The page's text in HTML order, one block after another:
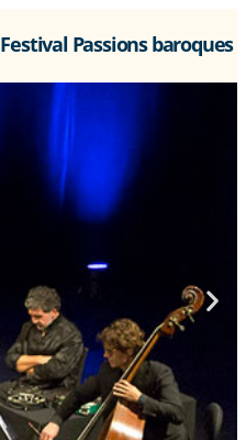
Festival Passions baroques